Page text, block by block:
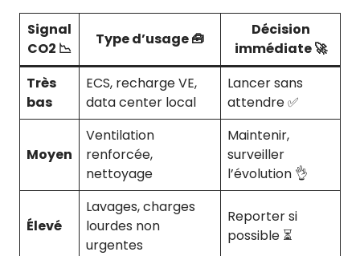
Signal
CO2 📉
Type d’usage 🧰
Décision
immédiate 🚀
Très
bas
ECS, recharge VE,
data center local
Lancer sans
attendre ✅
Moyen
Ventilation
renforcée,
nettoyage
Maintenir,
surveiller
l’évolution 👌
Élevé
Lavages, charges
lourdes non
urgentes
Reporter si
possible ⏳